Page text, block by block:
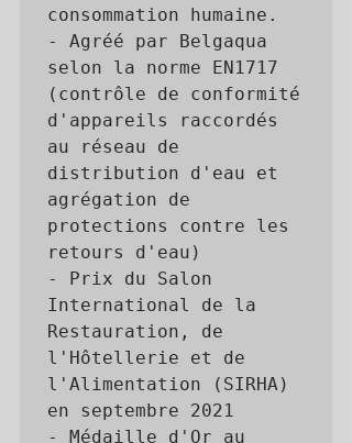
consommation humaine.
- Agréé par Belgaqua
selon la norme EN1717
(contrôle de conformité
d'appareils raccordés
au réseau de
distribution d'eau et
agrégation de
protections contre les
retours d'eau)
- Prix du Salon
International de la
Restauration, de
l'Hôtellerie et de
l'Alimentation (SIRHA)
en septembre 2021
- Médaille d'Or au